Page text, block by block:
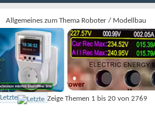
Allgemeines zum Thema Roboter / Modellbau
Letzte Zeige Themen 1 bis 20 von 2769